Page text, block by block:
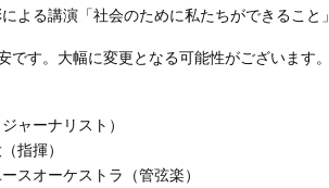
る講演「社会のために私たちができること」
です。大幅に変更となる可能性がございます。
ーナリスト）
指揮）
オーケストラ（管弦楽）